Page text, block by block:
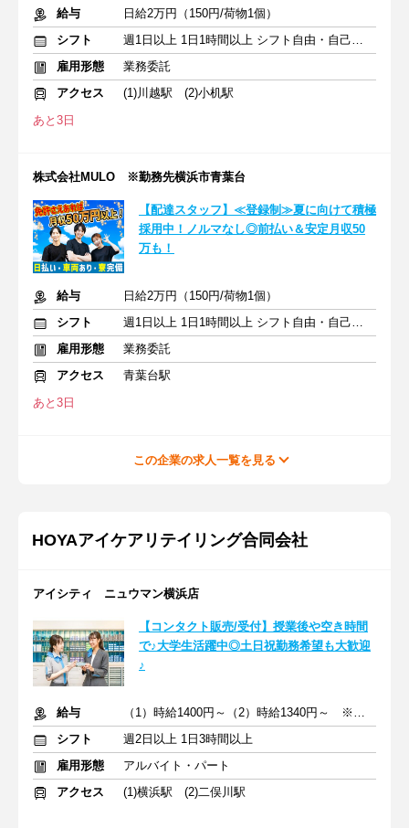
給与
日給2万円（150円/荷物1個）
シフト
週1日以上 1日1時間以上 シフト自由・自己申告
雇用形態
業務委託
アクセス
(1)川越駅 (2)小机駅
あと3日
株式会社MULO ※勤務先横浜市青葉台
【配達スタッフ】≪登録制≫夏に向けて積極
採用中！ノルマなし◎前払い＆安定月収50
万も！
給与
日給2万円（150円/荷物1個）
シフト
週1日以上 1日1時間以上 シフト自由・自己申告
雇用形態
業務委託
アクセス
青葉台駅
あと3日
この企業の求人一覧を見る
HOYAアイケアリテイリング合同会社
アイシティ ニュウマン横浜店
【コンタクト販売/受付】授業後や空き時間
で♪大学生活躍中◎土日祝勤務希望も大歓迎
♪
給与
（1）時給1400円～（2）時給1340円～ ※交通費支給
シフト
週2日以上 1日3時間以上
雇用形態
アルバイト・パート
アクセス
(1)横浜駅 (2)二俣川駅